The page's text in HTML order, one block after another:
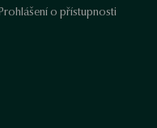
o přístupnosti